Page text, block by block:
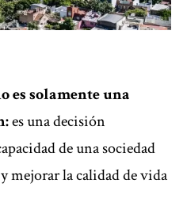
es solamente una
es una decisión
de una sociedad
mejorar la calidad de vida